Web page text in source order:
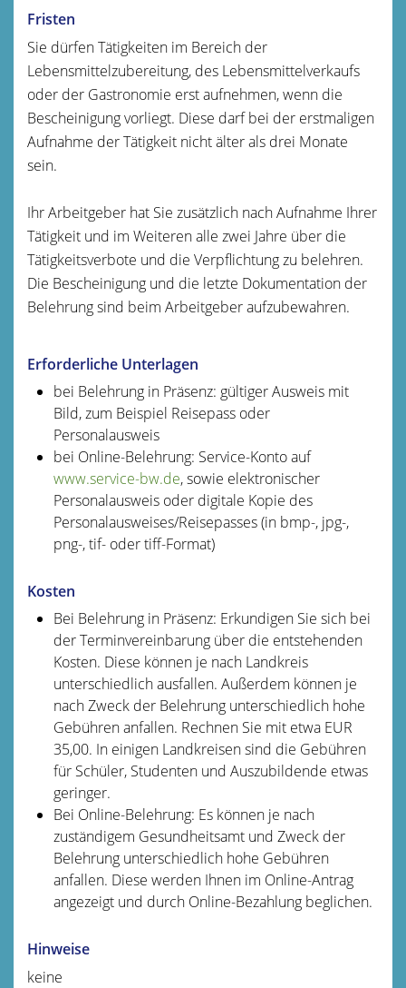
Fristen
Sie dürfen Tätigkeiten im Bereich der
Lebensmittelzubereitung, des Lebensmittelverkaufs
oder der Gastronomie erst aufnehmen, wenn die
Bescheinigung vorliegt. Diese darf bei der erstmaligen
Aufnahme der Tätigkeit nicht älter als drei Monate
sein.
Ihr Arbeitgeber hat Sie zusätzlich nach Aufnahme Ihrer
Tätigkeit und im Weiteren alle zwei Jahre über die
Tätigkeitsverbote und die Verpflichtung zu belehren.
Die Bescheinigung und die letzte Dokumentation der
Belehrung sind beim Arbeitgeber aufzubewahren.
Erforderliche Unterlagen
bei Belehrung in Präsenz: gültiger Ausweis mit
Bild, zum Beispiel Reisepass oder
Personalausweis
bei Online-Belehrung: Service-Konto auf
www.service-bw.de, sowie elektronischer
Personalausweis oder digitale Kopie des
Personalausweises/Reisepasses (in bmp-, jpg-,
png-, tif- oder tiff-Format)
Kosten
Bei Belehrung in Präsenz: Erkundigen Sie sich bei
der Terminvereinbarung über die entstehenden
Kosten. Diese können je nach Landkreis
unterschiedlich ausfallen. Außerdem können je
nach Zweck der Belehrung unterschiedlich hohe
Gebühren anfallen. Rechnen Sie mit etwa EUR
35,00. In einigen Landkreisen sind die Gebühren
für Schüler, Studenten und Auszubildende etwas
geringer.
Bei Online-Belehrung: Es können je nach
zuständigem Gesundheitsamt und Zweck der
Belehrung unterschiedlich hohe Gebühren
anfallen. Diese werden Ihnen im Online-Antrag
angezeigt und durch Online-Bezahlung beglichen.
Hinweise
keine